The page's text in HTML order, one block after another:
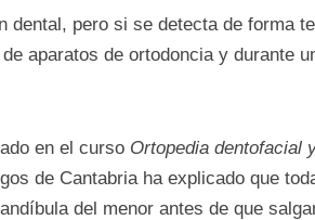
dental, pero si se detecta de forma
aparatos de ortodoncia y durante
en el curso Ortopedia dentofacial
de Cantabria ha explicado que
del menor antes de que